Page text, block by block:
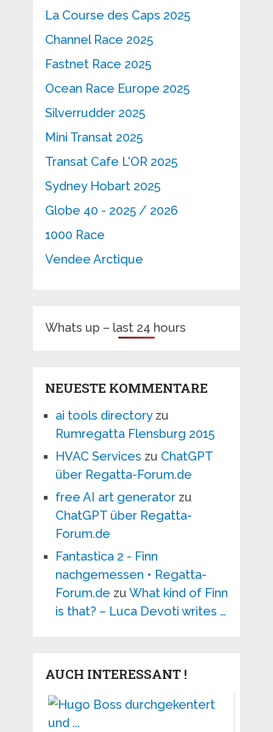
La Course des Caps 2025
Channel Race 2025
Fastnet Race 2025
Ocean Race Europe 2025
Silverrudder 2025
Mini Transat 2025
Transat Cafe L'OR 2025
Sydney Hobart 2025
Globe 40 - 2025 / 2026
1000 Race
Vendee Arctique
Whats up – last 24 hours
NEUESTE KOMMENTARE
ai tools directoryzu
Rumregatta Flensburg 2015
HVAC Services zu ChatGPT
über Regatta-Forum.de
free AI art generatorzu
ChatGPT über Regatta-
Forum.de
Fantastica 2 - Finn
nachgemessen • Regatta-
Forum.de zu What kind of Finn
is that? – Luca Devoti writes …
AUCH INTERESSANT !